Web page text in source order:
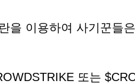
을 이용하여 사기꾼들
또는